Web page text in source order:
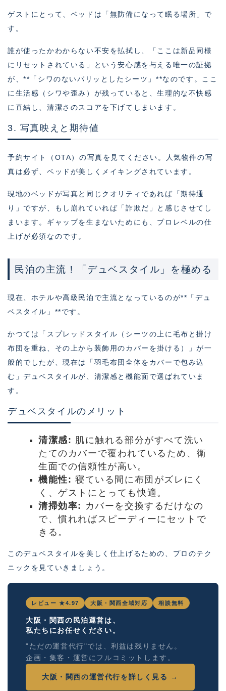
ゲストにとって、ベッドは「無防備になって眠る場所」で
す。
誰が使ったかわからない不安を払拭し、「ここは新品同様
にリセットされている」という安心感を与える唯一の証拠
が、**「シワのないパリッとしたシーツ」**なのです。ここ
に生活感（シワや歪み）が残っていると、生理的な不快感
に直結し、清潔さのスコアを下げてしまいます。
3. 写真映えと期待値
予約サイト（OTA）の写真を見てください。人気物件の写
真は必ず、ベッドが美しくメイキングされています。
現地のベッドが写真と同じクオリティであれば「期待通
り」ですが、もし崩れていれば「詐欺だ」と感じさせてし
まいます。ギャップを生まないためにも、プロレベルの仕
上げが必須なのです。
民泊の主流！「デュベスタイル」を極める
現在、ホテルや高級民泊で主流となっているのが**「デュ
ベスタイル」**です。
かつては「スプレッドスタイル（シーツの上に毛布と掛け
布団を重ね、その上から装飾用のカバーを掛ける）」が一
般的でしたが、現在は「羽毛布団全体をカバーで包み込
む」デュベスタイルが、清潔感と機能面で選ばれていま
す。
デュベスタイルのメリット
清潔感: 肌に触れる部分がすべて洗い
たてのカバーで覆われているため、衛
生面での信頼性が高い。
機能性: 寝ている間に布団がズレにく
く、ゲストにとっても快適。
清掃効率: カバーを交換するだけなの
で、慣れればスピーディーにセットで
きる。
このデュベスタイルを美しく仕上げるための、プロのテク
ニックを見ていきましょう。
レビュー ★4.97 大阪・関西全域対応 相談無料
大阪・関西の民泊運営は、
私たちにお任せください。
"ただの運営代行"では、利益は残りません。
企画・集客・運営にフルコミットします。
大阪・関西の運営代行を詳しく見る →